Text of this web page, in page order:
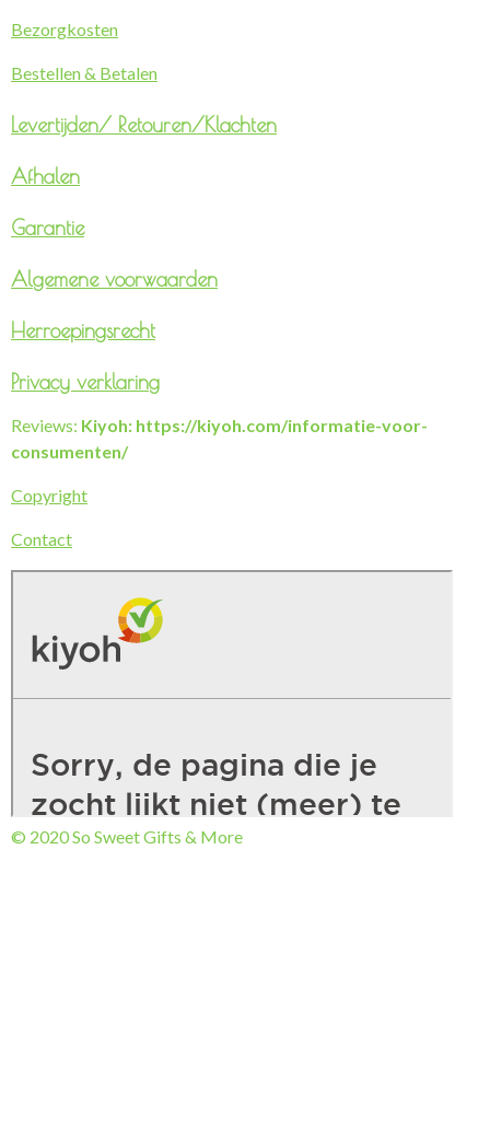
Bezorgkosten
Bestellen & Betalen
Levertijden/ Retouren/Klachten
Afhalen
Garantie
Algemene voorwaarden
Herroepingsrecht
Privacy verklaring
Reviews: Kiyoh: https://kiyoh.com/informatie-voor-
consumenten/
Copyright
Contact
© 2020 So Sweet Gifts & More